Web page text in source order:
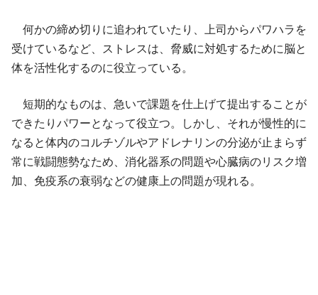
何かの締め切りに追われていたり、上司からパワハラを
受けているなど、ストレスは、脅威に対処するために脳と
体を活性化するのに役立っている。
短期的なものは、急いで課題を仕上げて提出することが
できたりパワーとなって役立つ。しかし、それが慢性的に
なると体内のコルチゾルやアドレナリンの分泌が止まらず
常に戦闘態勢なため、消化器系の問題や心臓病のリスク増
加、免疫系の衰弱などの健康上の問題が現れる。